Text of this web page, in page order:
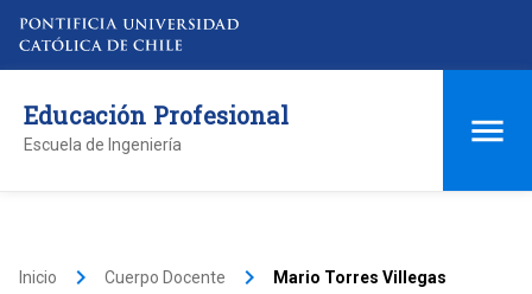
Educación Profesional
Escuela de Ingeniería
Inicio keyboard_arrow_right Cuerpo Docente keyboard_arrow_right Mario Torres Villegas